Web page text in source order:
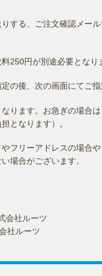
する、ご注文確認メー
250円が別途必要となり
の後、次の画面にてご指
ります。お急ぎの場合
となります）。
フリーアドレスの場合
場合がございます。
会社ルーツ
社ルーツ